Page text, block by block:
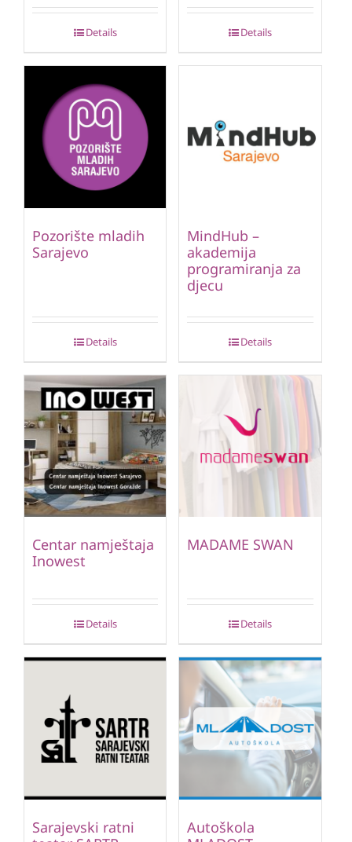
Details Details
Pozorište mladih
Sarajevo
Details
MindHub –
akademija
programiranja za
djecu
Details
Centar namještaja
Inowest
Details
MADAME SWAN
Details
Sarajevski ratni
Autoškola